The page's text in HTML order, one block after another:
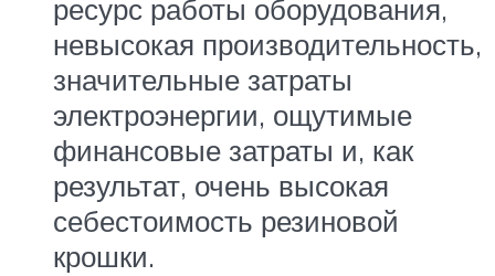
ресурс работы оборудования,
невысокая производительность,
значительные затраты
электроэнергии, ощутимые
финансовые затраты и, как
результат, очень высокая
себестоимость резиновой
крошки.